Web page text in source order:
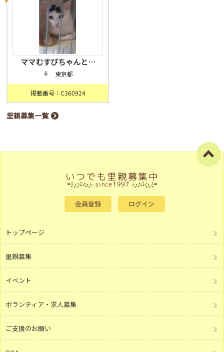
ママむすびちゃんと…
♀ 東京都
掲載番号：C360924
里親募集一覧
会員登録 ログイン
トップページ
里親募集
イベント
ボランティア・求人募集
ご支援のお願い